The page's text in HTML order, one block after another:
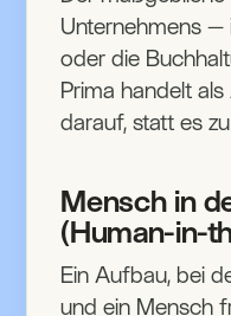
Unternehmens —
oder die
Prima handelt
darauf, statt es
Mensch in
(Human-in-
Ein Aufbau, bei
und ein Mensch